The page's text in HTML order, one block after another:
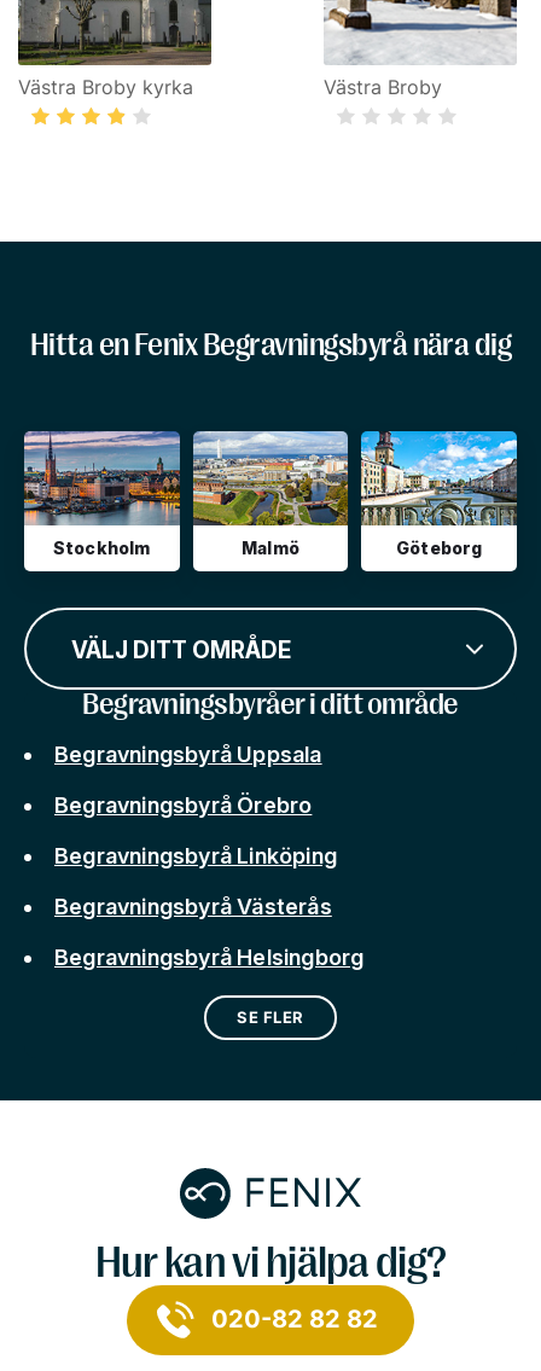
Västra Broby kyrka Västra Broby
Hitta en Fenix Begravningsbyrå nära dig
Stockholm Malmö Göteborg
VÄLJ DITT OMRÅDE
Begravningsbyråer i ditt område
Begravningsbyrå Uppsala
Begravningsbyrå Örebro
Begravningsbyrå Linköping
Begravningsbyrå Västerås
Begravningsbyrå Helsingborg
SE FLER
Hur kan vi hjälpa dig?
020-82 82 82